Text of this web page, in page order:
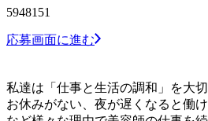
5948151
応募画面に進む
私達は「仕事と生活の調和」を大切
お休みがない、夜が遅くなると働け